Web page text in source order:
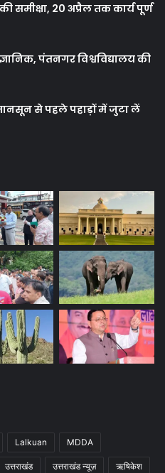
समीक्षा, 20 अप्रैल तक कार्य पूर्ण
पंतनगर विश्वविद्यालय की
से पहले पहाड़ों में जुटा लें
Lalkuan MDDA
उत्तराखंड उत्तराखंड न्यूज़ ऋषिकेश